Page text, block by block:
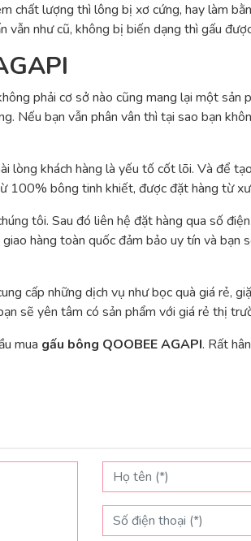
chất lượng thì lông bị xơ cứng, hay làm
vẫn như cũ, không bị biến dạng thì gấu
phải cơ sở nào cũng mang lại một sản
Nếu bạn vẫn phân vân thì tại sao bạn
khách hàng là yếu tố cốt lõi. Và để
100% bông tinh khiết, được đặt hàng từ
tôi. Sau đó liên hệ đặt hàng qua số
hàng toàn quốc đảm bảo uy tín và bạn
cấp những dịch vụ như bọc quà giá rẻ,
sẽ yên tâm có sản phẩm với giá rẻ thị
mua gấu bông QOOBEE AGAPI. Rất